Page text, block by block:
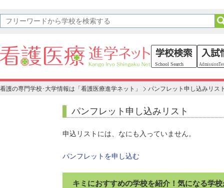
看護の専門学校･大学情報は「看護医療進学ネット」 パンフレット申し込みリス
パンフレット申し込みリスト
申込リストには、なにも入っていません。
パンフレットを申し込む
キミにおすすめの学校を紹介！気になる学